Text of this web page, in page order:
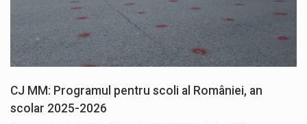
CJ MM: Programul pentru scoli al României, an
scolar 2025-2026